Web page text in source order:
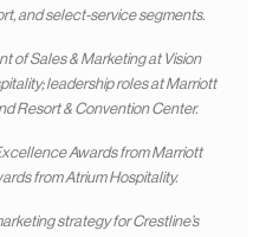
and select-service segments.
of Sales & Marketing at Vision
leadership roles at Marriott
Resort & Convention Center.
Awards from Marriott
from Atrium Hospitality.
strategy for Crestline’s